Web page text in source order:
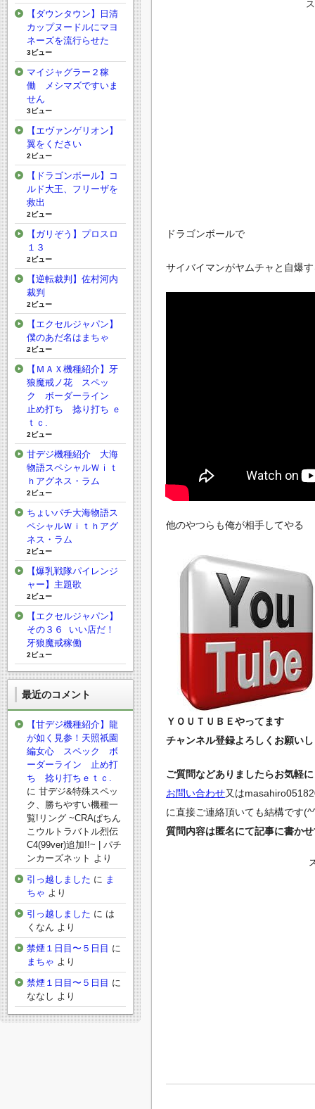
ドラゴンボールで
サイバイマンがヤムチャと自爆
他のやつらも俺が相手してやる
ＹＯＵＴＵＢＥやってます
チャンネル登録よろしくお願い
ご質問などありましたらお気軽
お問い合わせ又は
に直接ご連絡頂いても結構です
質問内容は匿名にて記事に書か
【ダウンタウン】日清
カップヌードルにマヨ
ネーズを流行らせた
3ビュー
マイジャグラー２稼
働 メシマズですいま
せん
3ビュー
【エヴァンゲリオン】
翼をください
2ビュー
【ドラゴンボール】コ
ルド大王、フリーザを
救出
2ビュー
【ガリぞう】プロスロ
１３
2ビュー
【逆転裁判】佐村河内
裁判
2ビュー
【エクセルジャパン】
僕のあだ名はまちゃ
2ビュー
【ＭＡＸ機種紹介】牙
狼魔戒ノ花 スペッ
ク ボーダーライン
止め打ち 捻り打ち ｅ
ｔｃ.
2ビュー
甘デジ機種紹介 大海
物語スペシャルＷｉｔ
ｈアグネス・ラム
2ビュー
ちょいパチ大海物語ス
ペシャルＷｉｔｈアグ
ネス・ラム
2ビュー
【爆乳戦隊パイレンジ
ャー】主題歌
2ビュー
【エクセルジャパン】
その３６ いい店だ！
牙狼魔戒稼働
2ビュー
最近のコメント
【甘デジ機種紹介】龍
が如く見参！天照祇園
編女心 スペック ボ
ーダーライン 止め打
ち 捻り打ちｅｔｃ.
に 甘デジ&特殊スペッ
ク、勝ちやすい機種一
覧!リング ~CRAぱちん
こウルトラバトル烈伝
C4(99ver)追加!!~ | パチ
ンカーズネット より
引っ越しました に ま
ちゃ より
引っ越しました に は
くなん より
禁煙１日目〜５日目 に
まちゃ より
禁煙１日目〜５日目 に
ななし より